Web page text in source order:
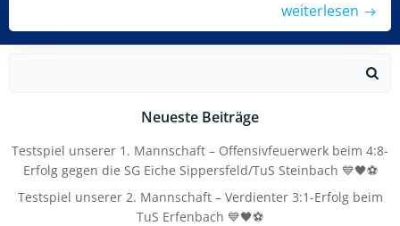
weiterlesen
Neueste Beiträge
Testspiel unserer 1. Mannschaft – Offensivfeuerwerk beim 4:8-
Erfolg gegen die SG Eiche Sippersfeld/TuS Steinbach 💙🖤⚽
Testspiel unserer 2. Mannschaft – Verdienter 3:1-Erfolg beim
TuS Erfenbach 💙🖤⚽